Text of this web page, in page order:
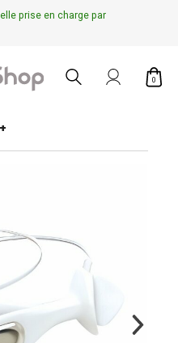
prise en charge par
0